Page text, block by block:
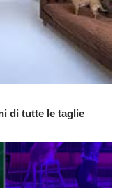
di tutte le taglie